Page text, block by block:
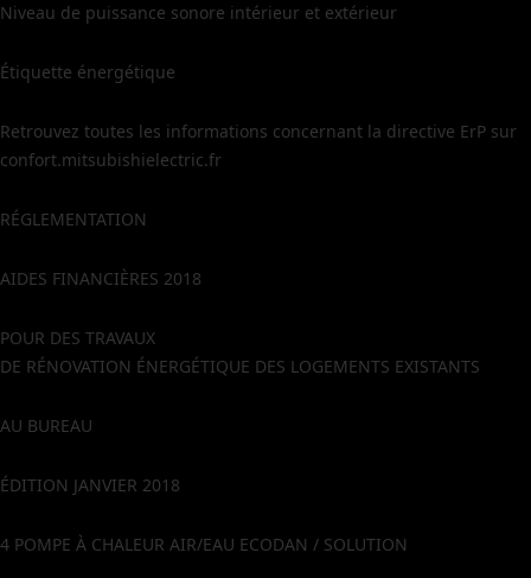
Niveau de puissance sonore intérieur et extérieur
Étiquette énergétique
Retrouvez toutes les informations concernant la directive ErP sur
confort.mitsubishielectric.fr
RÉGLEMENTATION
AIDES FINANCIÈRES 2018
POUR DES TRAVAUX
DE RÉNOVATION ÉNERGÉTIQUE DES LOGEMENTS EXISTANTS
AU BUREAU
ÉDITION JANVIER 2018
4 POMPE À CHALEUR AIR/EAU ECODAN / SOLUTION